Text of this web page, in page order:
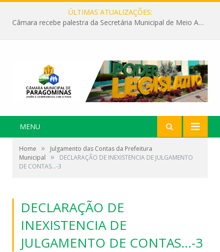
ÚLTIMAS ATUALIZAÇÕES:
Câmara recebe palestra da Secretária Municipal de Meio Ambiente sobre as ações da “SEMANA DO MEIO AMBIENTE”
MENU
Home »
Julgamento das Contas da Prefeitura
Municipal
»
DECLARAÇÃO DE INEXISTENCIA DE JULGAMENTO
DE CONTAS…-3
DECLARAÇÃO DE
INEXISTENCIA DE
JULGAMENTO DE CONTAS…-3